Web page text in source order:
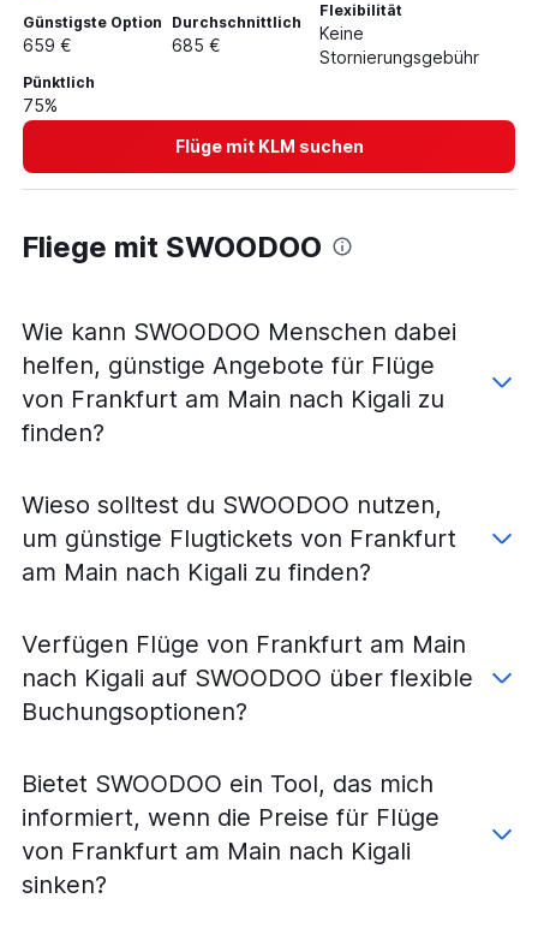
Günstigste Option
659 €
Durchschnittlich
685 €
Flexibilität
Keine
Stornierungsgebühr
Pünktlich
75%
Flüge mit KLM suchen
Fliege mit SWOODOO
Wie kann SWOODOO Menschen dabei
helfen, günstige Angebote für Flüge
von Frankfurt am Main nach Kigali zu
finden?
Wieso solltest du SWOODOO nutzen,
um günstige Flugtickets von Frankfurt
am Main nach Kigali zu finden?
Verfügen Flüge von Frankfurt am Main
nach Kigali auf SWOODOO über flexible
Buchungsoptionen?
Bietet SWOODOO ein Tool, das mich
informiert, wenn die Preise für Flüge
von Frankfurt am Main nach Kigali
sinken?